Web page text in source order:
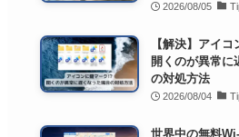
2026/08/05
【解決】アイ
開くのが異常に
の対処方法
2026/08/04
世界中の無料